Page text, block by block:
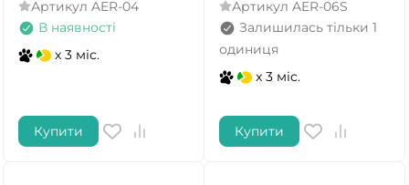
Артикул AER-04
В наявності
x 3 міс.
Купити
Артикул AER-06S
Залишилась тільки 1
одиниця
x 3 міс.
Купити